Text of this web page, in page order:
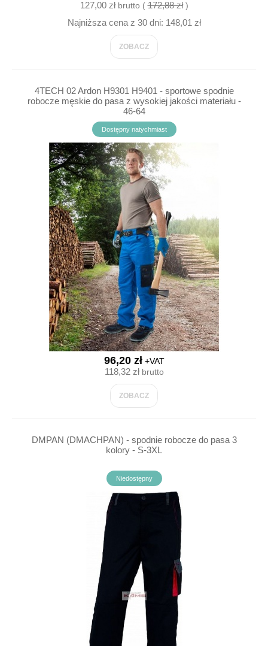
127,00 złbrutto (172,88 zł)
Najniższa cena z 30 dni: 148,01 zł
ZOBACZ
4TECH 02 Ardon H9301 H9401 - sportowe spodnie
robocze męskie do pasa z wysokiej jakości materiału -
46-64
Dostępny natychmiast
96,20 zł+VAT
118,32 złbrutto
ZOBACZ
DMPAN (DMACHPAN) - spodnie robocze do pasa 3
kolory - S-3XL
Niedostępny